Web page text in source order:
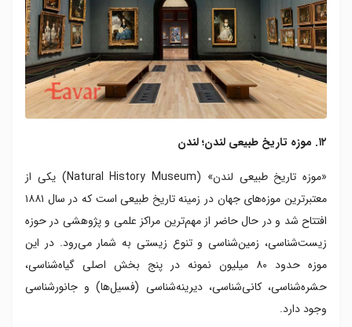
۱۲. موزه تاریخ طبیعی لندن؛ لندن
«موزه تاریخ طبیعی لندن» (Natural History Museum) یکی از
معتبرترین موزه‌های جهان در زمینه تاریخ طبیعی است که در سال ۱۸۸۱
افتتاح شد و در حال حاضر از مهم‌ترین مراکز علمی و پژوهشی در حوزه
زیست‌شناسی، زمین‌شناسی و تنوع زیستی به شمار می‌رود. در این
موزه حدود ۸۰ میلیون نمونه در پنج بخش اصلی گیاه‌شناسی،
حشره‌شناسی، کانی‌شناسی، دیرینه‌شناسی (فسیل‌ها) و جانورشناسی
وجود دارد.